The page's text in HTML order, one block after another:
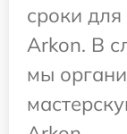
сроки для
Arkon. В
мы